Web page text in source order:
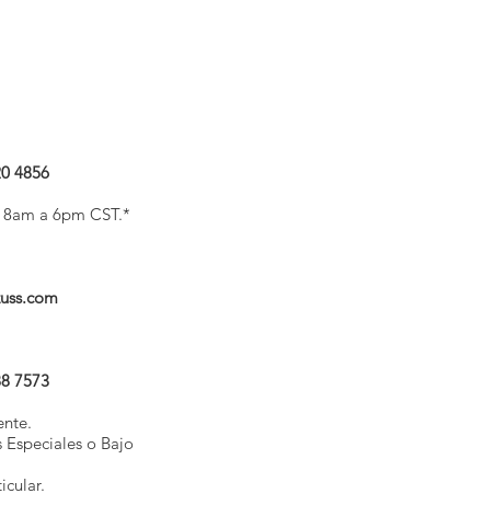
4856
a 6pm CST.*
7573
o Bajo